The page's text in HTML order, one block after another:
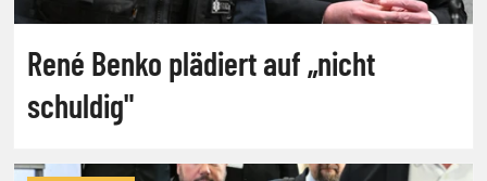
René Benko plädiert auf „nicht
schuldig"